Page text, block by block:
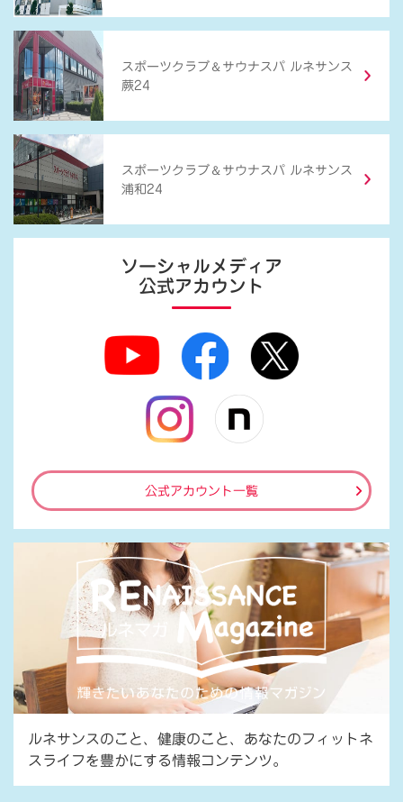
スポーツクラブ ＆ サウナスパ ルネサンス
蕨24
スポーツクラブ ＆ サウナスパ ルネサンス
浦和24
ソーシャルメディア
公式アカウント
公式アカウント一覧
ルネサンスのこと、健康のこと、あなたのフィットネ
スライフを豊かにする情報コンテンツ。